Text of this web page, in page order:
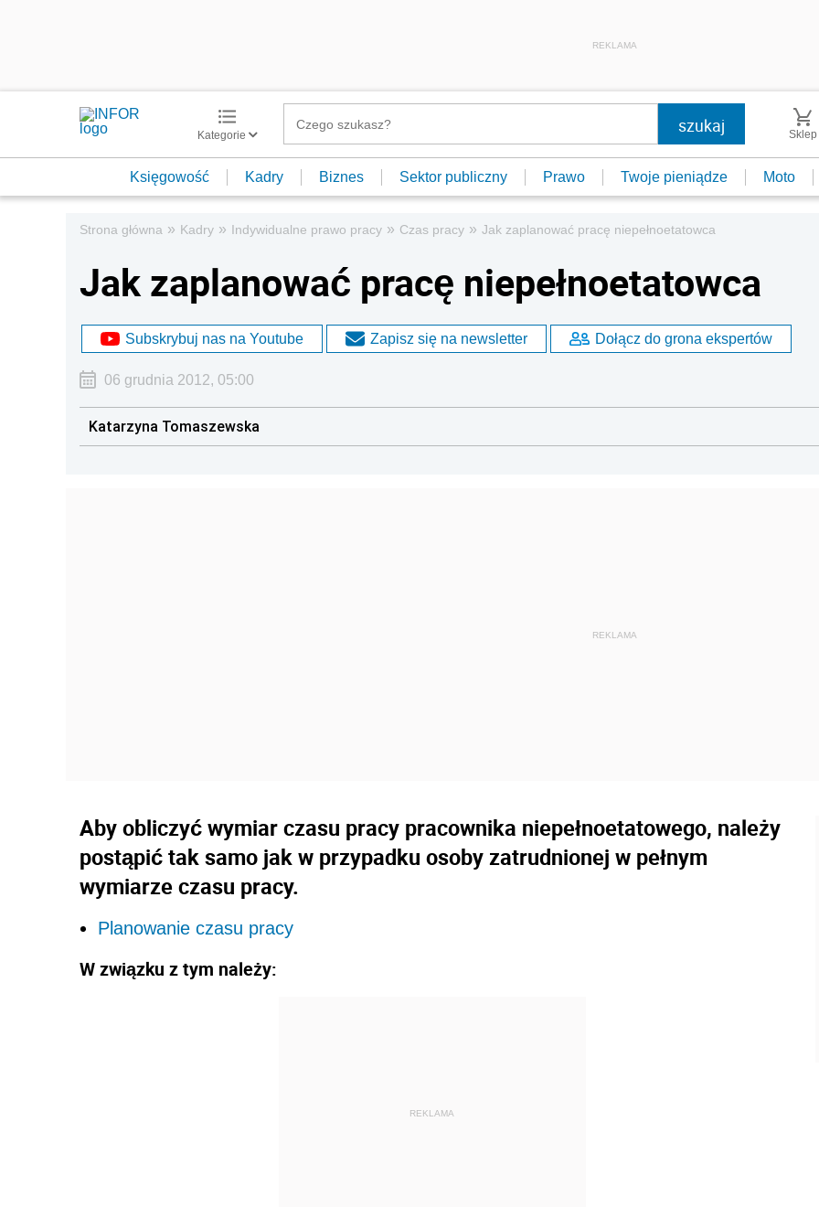
REKLAMA
Kategorie Sklep
Księgowość Kadry Biznes Sektor publiczny Prawo Twoje pieniądze Moto
Strona główna » Kadry » Indywidualne prawo pracy » Czas pracy » Jak zaplanować pracę niepełnoetatowca
Jak zaplanować pracę niepełnoetatowca
Subskrybuj nas na Youtube Zapisz się na newsletter Dołącz do grona ekspertów
06 grudnia 2012, 05:00
Katarzyna Tomaszewska
Aby obliczyć wymiar czasu pracy pracownika niepełnoetatowego, należy
postąpić tak samo jak w przypadku osoby zatrudnionej w pełnym
wymiarze czasu pracy.
Planowanie czasu pracy
W związku z tym należy:
REKLAMA